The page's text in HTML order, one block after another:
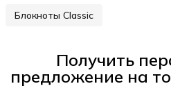
Блокноты Classic
Получить
предложение на